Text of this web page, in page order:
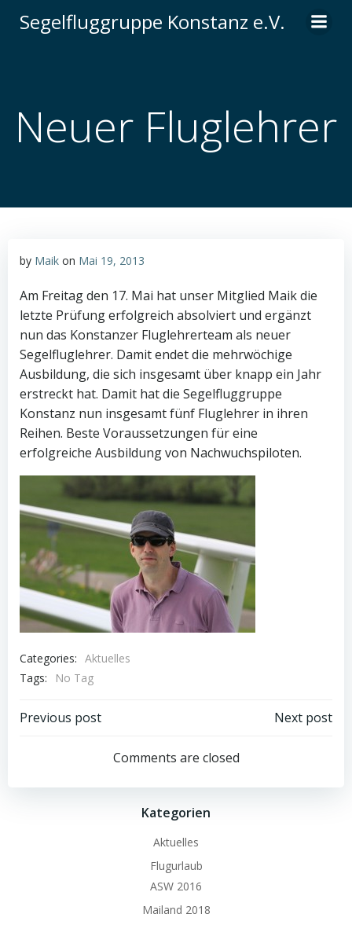
Inhalt
Segelfluggruppe Konstanz e.V.
Neuer Fluglehrer
by Maik on Mai 19, 2013
Am Freitag den 17. Mai hat unser Mitglied Maik die
letzte Prüfung erfolgreich absolviert und ergänzt
nun das Konstanzer Fluglehrerteam als neuer
Segelfluglehrer. Damit endet die mehrwöchige
Ausbildung, die sich insgesamt über knapp ein Jahr
erstreckt hat. Damit hat die Segelfluggruppe
Konstanz nun insgesamt fünf Fluglehrer in ihren
Reihen. Beste Voraussetzungen für eine
erfolgreiche Ausbildung von Nachwuchspiloten.
Categories: Aktuelles
Tags:
No Tag
Beitrags-
Navigation
Previous post
Beitrags-
Navigation
Next post
Comments are closed
Kategorien
Aktuelles
Flugurlaub
ASW 2016
Mailand 2018